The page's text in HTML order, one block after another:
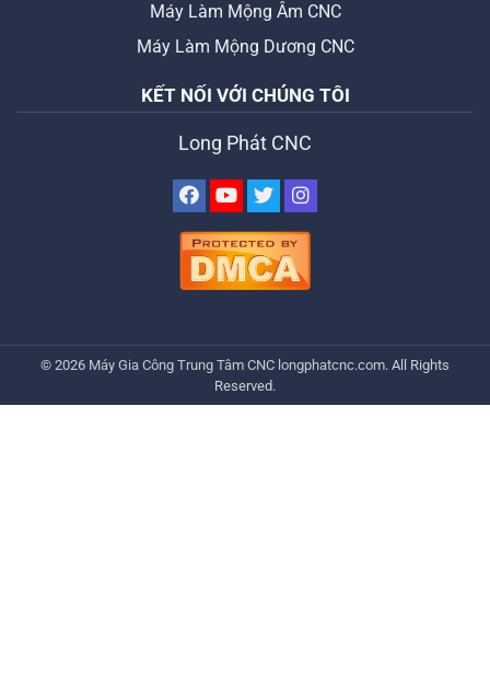
Máy Làm Mộng Âm CNC
Máy Làm Mộng Dương CNC
KẾT NỐI VỚI CHÚNG TÔI
Long Phát CNC
© 2026 Máy Gia Công Trung Tâm CNC longphatcnc.com. All Rights
Reserved.